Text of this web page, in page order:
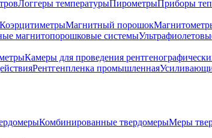
Логгеры температурыПирометрыПриборы
КоэрцитиметрыМагнитный порошок
магнитопорошковые системы
Камеры для проведения
Рентгенпленка промышленная
Комбинированные твердомерыМеры